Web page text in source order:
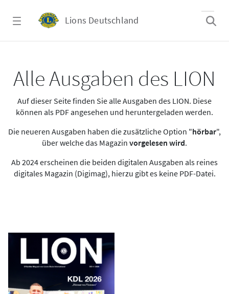
Lions Deutschland
Alle Ausgaben des LION
Auf dieser Seite finden Sie alle Ausgaben des LION. Diese
können als PDF angesehen und heruntergeladen werden.
Die neueren Ausgaben haben die zusätzliche Option "hörbar",
über welche das Magazin vorgelesen wird.
Ab 2024 erscheinen die beiden digitalen Ausgaben als reines
digitales Magazin (Digimag), hierzu gibt es keine PDF-Datei.